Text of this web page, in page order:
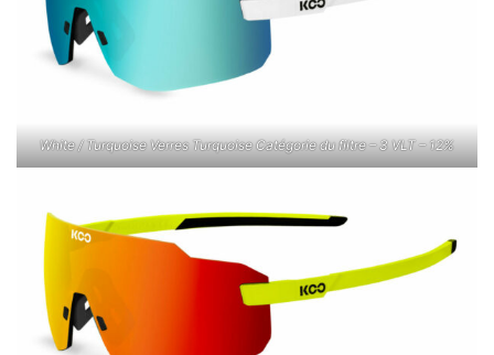
White / Turquoise Verres Turquoise Catégorie du filtre – 3 VLT – 12%